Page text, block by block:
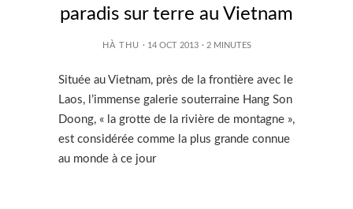
paradis sur terre au Vietnam
HÀ THU · 14 OCT 2013 · 2 MINUTES
Située au Vietnam, près de la frontière avec le
Laos, l’immense galerie souterraine Hang Son
Doong, « la grotte de la rivière de montagne »,
est considérée comme la plus grande connue
au monde à ce jour